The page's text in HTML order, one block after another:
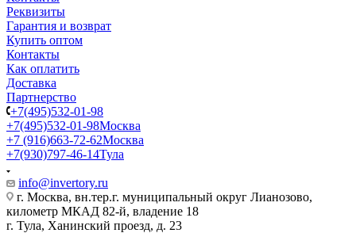
Реквизиты
Гарантия и возврат
Купить оптом
Контакты
Как оплатить
Доставка
Партнерство
+7(495)532-01-98
+7(495)532-01-98Москва
+7 (916)663-72-62Москва
+7(930)797-46-14Тула
info@invertory.ru
г. Москва, вн.тер.г. муниципальный округ Лианозово,
километр МКАД 82-й, владение 18
г. Тула, Ханинский проезд, д. 23